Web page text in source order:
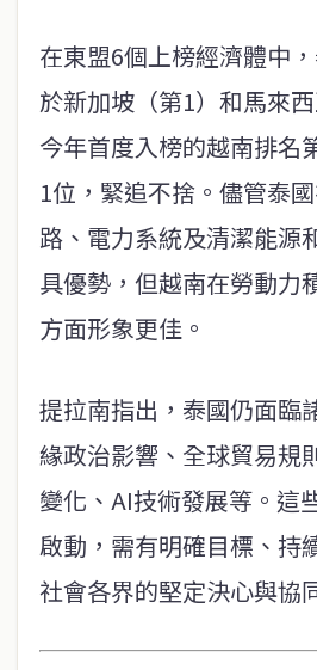
在東盟6個上榜經濟體中
於新加坡（第1）和馬來
今年首度入榜的越南排名
1位，緊追不捨。儘管泰
路、電力系統及清潔能源
具優勢，但越南在勞動力
方面形象更佳。
提拉南指出，泰國仍面臨
緣政治影響、全球貿易規
變化、AI技術發展等。這
啟動，需有明確目標、持
社會各界的堅定決心與協